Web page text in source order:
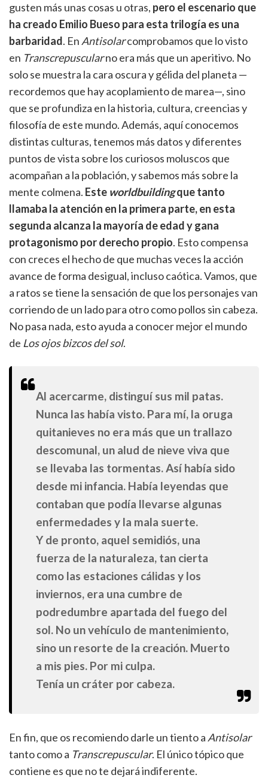
gusten más unas cosas u otras, pero el escenario que
ha creado Emilio Bueso para esta trilogía es una
barbaridad. En Antisolarcomprobamos que lo visto
en Transcrepuscularno era más que un aperitivo. No
solo se muestra la cara oscura y gélida del planeta —
recordemos que hay acoplamiento de marea—, sino
que se profundiza en la historia, cultura, creencias y
filosofía de este mundo. Además, aquí conocemos
distintas culturas, tenemos más datos y diferentes
puntos de vista sobre los curiosos moluscos que
acompañan a la población, y sabemos más sobre la
mente colmena. Este worldbuildingque tanto
llamaba la atención en la primera parte, en esta
segunda alcanza la mayoría de edad y gana
protagonismo por derecho propio. Esto compensa
con creces el hecho de que muchas veces la acción
avance de forma desigual, incluso caótica. Vamos, que
a ratos se tiene la sensación de que los personajes van
corriendo de un lado para otro como pollos sin cabeza.
No pasa nada, esto ayuda a conocer mejor el mundo
de Los ojos bizcos del sol.
Al acercarme, distinguí sus mil patas.
Nunca las había visto. Para mí, la oruga
quitanieves no era más que un trallazo
descomunal, un alud de nieve viva que
se llevaba las tormentas. Así había sido
desde mi infancia. Había leyendas que
contaban que podía llevarse algunas
enfermedades y la mala suerte.
Y de pronto, aquel semidiós, una
fuerza de la naturaleza, tan cierta
como las estaciones cálidas y los
inviernos, era una cumbre de
podredumbre apartada del fuego del
sol. No un vehículo de mantenimiento,
sino un resorte de la creación. Muerto
a mis pies. Por mi culpa.
Tenía un cráter por cabeza.
En fin, que os recomiendo darle un tiento a Antisolar
tanto como a Transcrepuscular. El único tópico que
contiene es que no te dejará indiferente.